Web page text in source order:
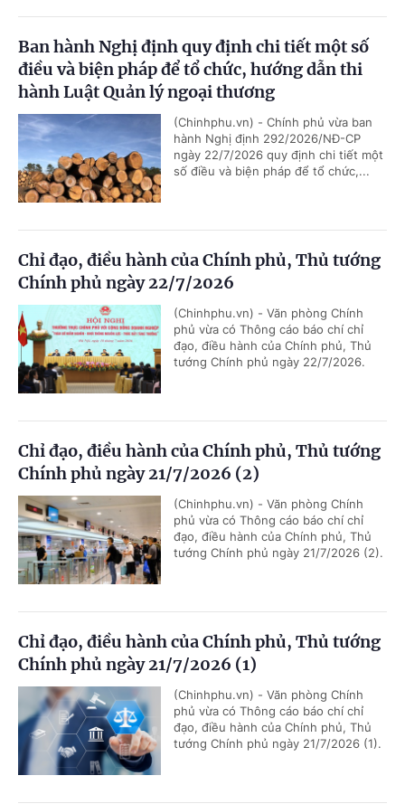
Ban hành Nghị định quy định chi tiết một số
điều và biện pháp để tổ chức, hướng dẫn thi
hành Luật Quản lý ngoại thương
(Chinhphu.vn) - Chính phủ vừa ban
hành Nghị định 292/2026/NĐ-CP
ngày 22/7/2026 quy định chi tiết một
số điều và biện pháp để tổ chức,...
Chỉ đạo, điều hành của Chính phủ, Thủ tướng
Chính phủ ngày 22/7/2026
(Chinhphu.vn) - Văn phòng Chính
phủ vừa có Thông cáo báo chí chỉ
đạo, điều hành của Chính phủ, Thủ
tướng Chính phủ ngày 22/7/2026.
Chỉ đạo, điều hành của Chính phủ, Thủ tướng
Chính phủ ngày 21/7/2026 (2)
(Chinhphu.vn) - Văn phòng Chính
phủ vừa có Thông cáo báo chí chỉ
đạo, điều hành của Chính phủ, Thủ
tướng Chính phủ ngày 21/7/2026 (2).
Chỉ đạo, điều hành của Chính phủ, Thủ tướng
Chính phủ ngày 21/7/2026 (1)
(Chinhphu.vn) - Văn phòng Chính
phủ vừa có Thông cáo báo chí chỉ
đạo, điều hành của Chính phủ, Thủ
tướng Chính phủ ngày 21/7/2026 (1).